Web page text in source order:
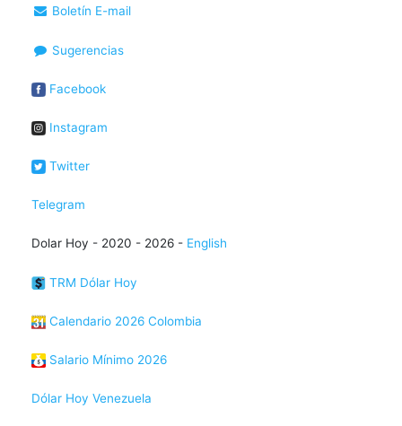
Boletín E-mail
Sugerencias
Facebook
Instagram
Twitter
Telegram
Dolar Hoy - 2020 - 2026 - English
TRM Dólar Hoy
Calendario 2026 Colombia
Salario Mínimo 2026
Dólar Hoy Venezuela